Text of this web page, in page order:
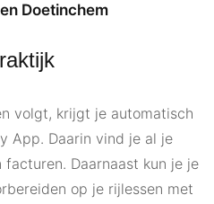
Doetinchem
volgt, krijgt je automatisch
App. Daarin vind je al je
Daarnaast kun je je
op je rijlessen met